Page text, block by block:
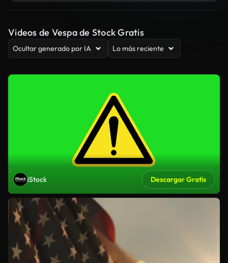
Videos de Vespa de Stock Gratis
Ocultar generado por IA Lo más reciente
iStock Descargar Gratis